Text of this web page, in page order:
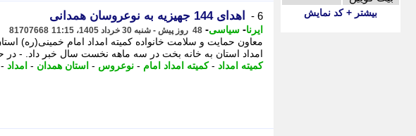
بیشتر + کد نمایش 6 - اهدای 144 جهیزیه به نوعروسان همدانی
ایرنا- سیاسی- 48 روز پیش - شنبه 30 خرداد 1405، 11:15 81707668
امداد استان به خانه بخت در سه ماهه نخست سال خبر داد. - در
کمیته امداد -کمیته امداد امام - نوعروس - استان همدان - امداد -